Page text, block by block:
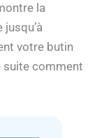
la
votre butin
suite comment